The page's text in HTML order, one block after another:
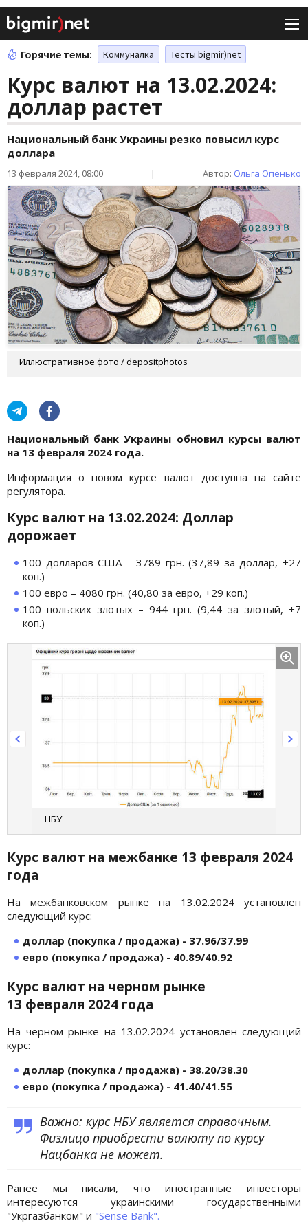
Горячие темы: Коммуналка Тесты bigmir)net
Курс валют на 13.02.2024:
доллар растет
Национальный банк Украины резко повысил курс
доллара
13 февраля 2024, 08:00 | Автор: Ольга Опенько
Иллюстративное фото / depositphotos
Национальный банк Украины обновил курсы валют
на 13 февраля 2024 года.
Информация о новом курсе валют доступна на сайте
регулятора.
Курс валют на 13.02.2024: Доллар
дорожает
100 долларов США – 3789 грн. (37,89 за доллар, +27
коп.)
100 евро – 4080 грн. (40,80 за евро, +29 коп.)
100 польских злотых – 944 грн. (9,44 за злотый, +7
коп.)
НБУ
Курс валют на межбанке 13 февраля 2024
года
На межбанковском рынке на 13.02.2024 установлен
следующий курс:
доллар (покупка / продажа) - 37.96/37.99
евро (покупка / продажа) - 40.89/40.92
Курс валют на черном рынке
13 февраля 2024 года
На черном рынке на 13.02.2024 установлен следующий
курс:
доллар (покупка / продажа) - 38.20/38.30
евро (покупка / продажа) - 41.40/41.55
Важно: курс НБУ является справочным.
Физлицо приобрести валюту по курсу
Нацбанка не может.
Ранее мы писали, что иностранные инвесторы
интересуются украинскими государственными
"Укргазбанком" и "Sense Bank".